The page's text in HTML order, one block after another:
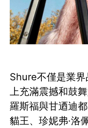
Shure不僅是業
上充滿震撼和鼓
羅斯福與甘迺迪
貓王、珍妮弗·洛